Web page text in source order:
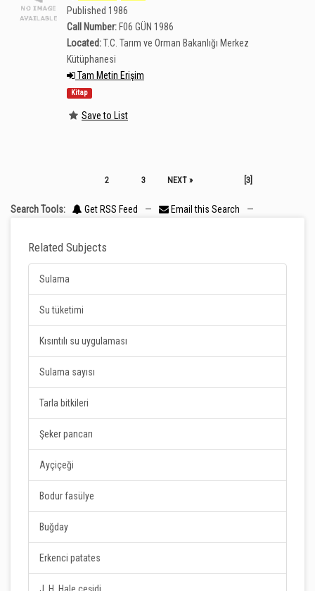
Published 1986
Call Number: F06 GÜN 1986
Located:T.C. Tarım ve Orman Bakanlığı Merkez
Kütüphanesi
Tam Metin Erişim
Kitap
Save to List
2 3 NEXT » [3]
Search Tools: Get RSS Feed — Email this Search —
Related Subjects
Sulama
Su tüketimi
Kısıntılı su uygulaması
Sulama sayısı
Tarla bitkileri
Şeker pancarı
Ayçiçeği
Bodur fasülye
Buğday
Erkenci patates